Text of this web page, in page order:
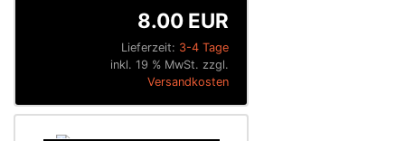
Lieferzeit: 3-4 Tage
8.00 EUR
inkl. 19 % MwSt. zzgl.
Versandkosten